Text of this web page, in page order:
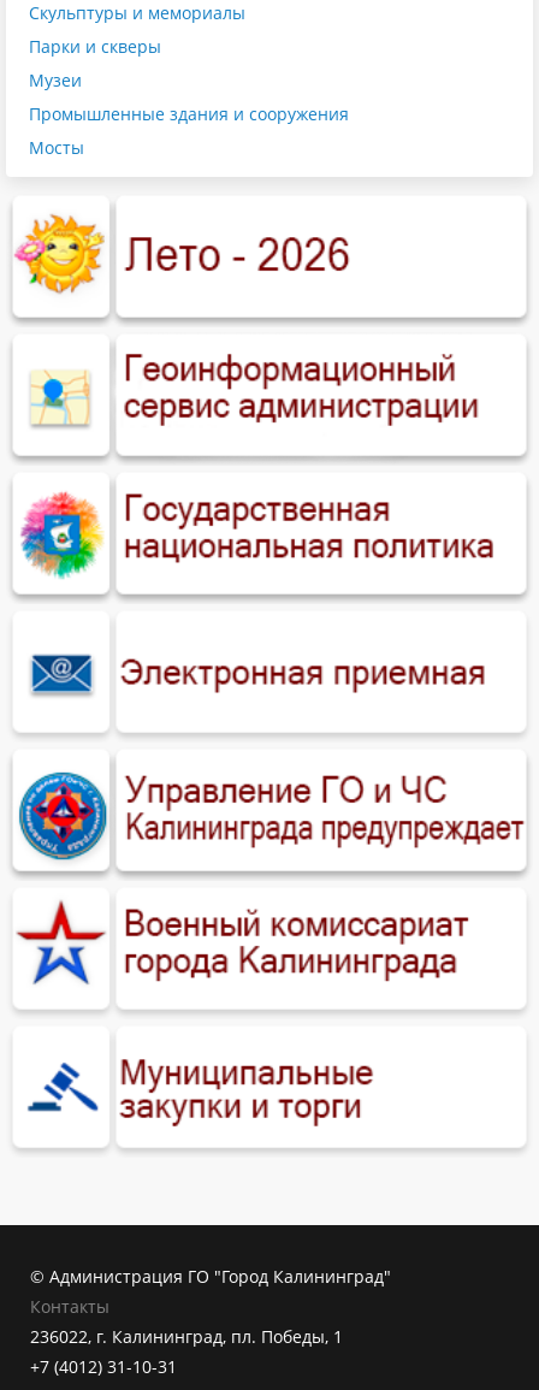
Скульптуры и мемориалы
Парки и скверы
Музеи
Промышленные здания и сооружения
Мосты
© Администрация ГО "Город Калининград"
Контакты
236022, г. Калининград, пл. Победы, 1
+7 (4012) 31-10-31